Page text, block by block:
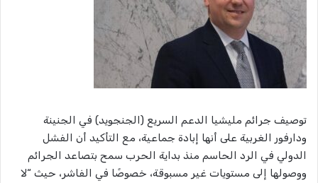
توصيف جرائم مليشيا الدعم السريع (الجنجويد) في الجنينة
ودارفور الغربية على أنها إبادة جماعية، مع التأكيد أن الفشل
الدولي في الرد الحاسم منذ بداية الحرب سمح بتصاعد الجرائم
ووصولها إلى مستويات غير مسبوقة، خصوصًا في الفاشر، حيث “لا